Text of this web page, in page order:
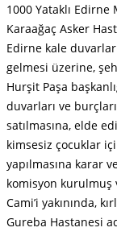
1000 Yataklı
Karaağaç Asker
Edirne kale
gelmesi üzerine,
Hurşit Paşa
duvarları ve
satılmasına, elde
kimsesiz çocuklar
yapılmasına karar
komisyon kurulmuş
Cami’i yakınında,
Gureba Hastanesi